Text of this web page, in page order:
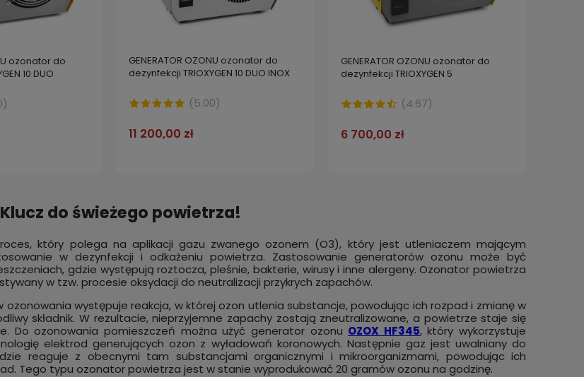
do
z cyfrowym
do koszyka
dezynfekcji TRIOXYGEN 10 DUO INOX
11 200,00 zł
dezynfekcji TRIOXYGEN 10 DUCT
11 500,00 zł
ozonator do
10 DUO
)
GENERATOR OZONU ozonator do
dezynfekcji TRIOXYGEN 10 DUO INOX
(5.00)
11 200,00 zł
GENERATOR OZONU ozonator do
dezynfekcji TRIOXYGEN 5
(4.67)
6 700,00 zł
do świeżego powietrza!
który polega na aplikacji gazu zwanego ozonem (O3), który jest utleniaczem mającym
w dezynfekcji i odkażeniu powietrza. Zastosowanie generatorów ozonu może być
gdzie występują roztocza, pleśnie, bakterie, wirusy i inne alergeny. Ozonator powietrza
w tzw. procesie oksydacji do neutralizacji przykrych zapachów.
ozonowania występuje reakcja, w której ozon utlenia substancje, powodując ich rozpad i zmianę w
składnik. W rezultacie, nieprzyjemne zapachy zostają zneutralizowane, a powietrze staje się
Do ozonowania pomieszczeń można użyć generator ozonu OZOX HF345, który wykorzystuje
elektrod generujących ozon z wyładowań koronowych. Następnie gaz jest uwalniany do
reaguje z obecnymi tam substancjami organicznymi i mikroorganizmami, powodując ich
Tego typu ozonator powietrza jest w stanie wyprodukować 20 gramów ozonu na godzinę.